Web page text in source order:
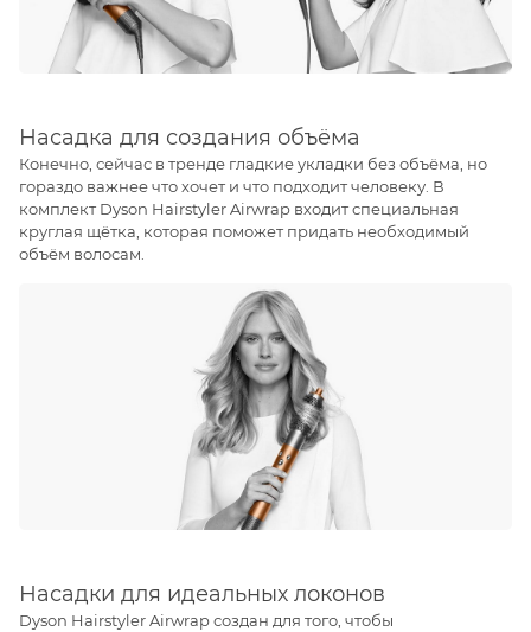
Насадка для создания объёма
Конечно, сейчас в тренде гладкие укладки без объёма, но
гораздо важнее что хочет и что подходит человеку. В
комплект Dyson Hairstyler Airwrap входит специальная
круглая щётка, которая поможет придать необходимый
объём волосам.
Насадки для идеальных локонов
Dyson Hairstyler Airwrap создан для того, чтобы